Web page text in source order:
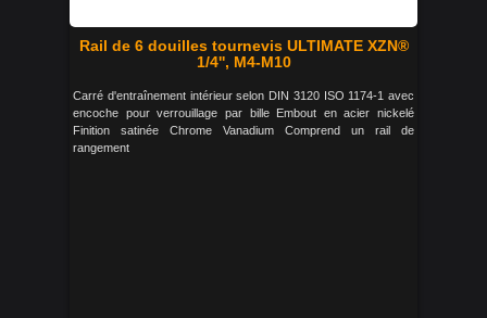
Rail de 6 douilles tournevis ULTIMATE XZN®
1/4'', M4-M10
Carré d'entraînement intérieur selon DIN 3120 ISO 1174-1 avec
encoche pour verrouillage par bille Embout en acier nickelé
Finition satinée Chrome Vanadium Comprend un rail de
rangement